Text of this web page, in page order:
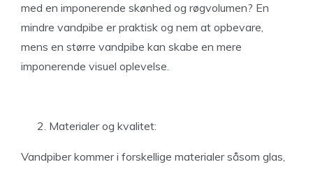
med en imponerende skønhed og røgvolumen? En
mindre vandpibe er praktisk og nem at opbevare,
mens en større vandpibe kan skabe en mere
imponerende visuel oplevelse.
Materialer og kvalitet:
Vandpiber kommer i forskellige materialer såsom glas,